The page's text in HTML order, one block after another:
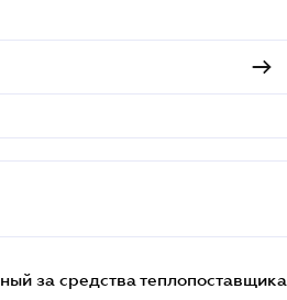
за средства теплопоставщика